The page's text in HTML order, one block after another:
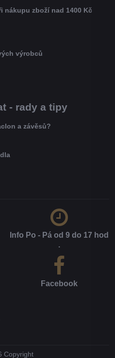
nákupu zboží nad 1400 Kč
výrobců
- rady a tipy
a závěsů?
Info Po - Pá od 9 do 17 hod​
.
Facebook
Copyright